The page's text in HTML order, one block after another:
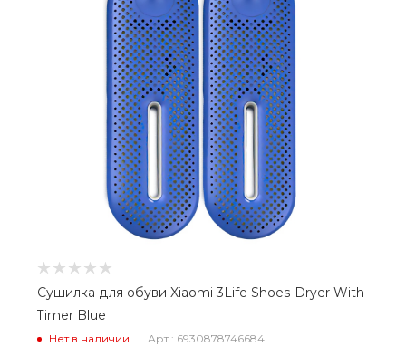
Сушилка для обуви Xiaomi 3Life Shoes Dryer With
Timer Blue
Нет в наличии Арт.: 6930878746684